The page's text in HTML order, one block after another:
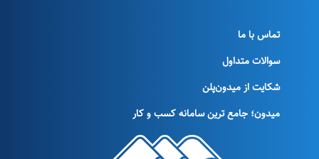
تماس با ما
سوالات متداول
شکایت از میدون‌پلن
میدون؛ جامع ترین سامانه کسب و کار